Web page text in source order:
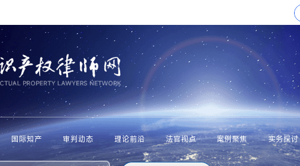
国际知产 审判动态 理论前沿 法官视点 案例聚焦 实务探讨